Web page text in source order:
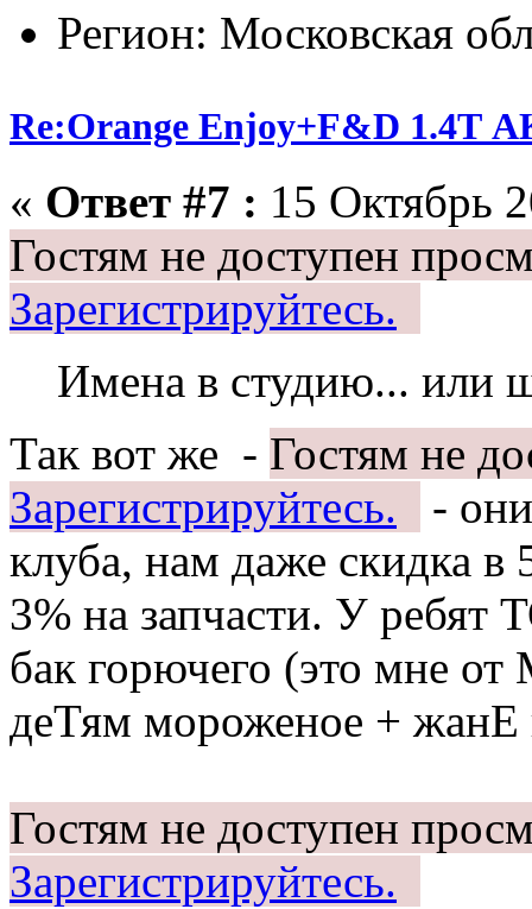
Регион: Московская
Re:Orange Enjoy+F&D 1.4Т
« Ответ #7 : 15 Октябрь
Гостям не доступен
Зарегистрируйтесь.
Имена в студию... или
Так вот же - Гостям не
Зарегистрируйтесь.
-
клуба, нам даже скидка в
3% на запчасти. У ребят
бак горючего (это мне
деТям мороженое +
Гостям не доступен
Зарегистрируйтесь.